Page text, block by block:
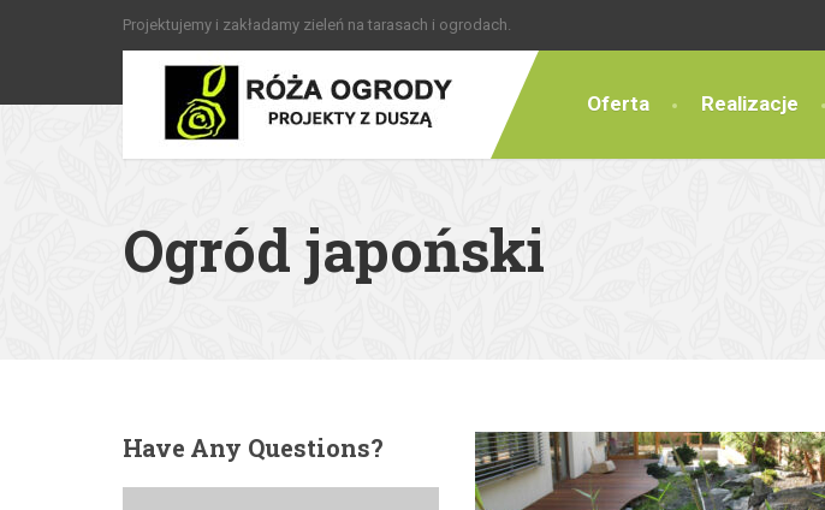
Projektujemy i zakładamy zieleń na tarasach i ogrodach.
Oferta Realizacje
Ogród japoński
HaveAny Questions?